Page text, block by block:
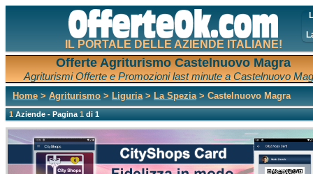
IL PORTALE DELLE AZIENDE ITALIANE!
Offerte Agriturismo Castelnuovo Magra
Agriturismi Offerte e Promozioni last minute a Castelnuovo
Home > Agriturismo > Liguria> La Spezia> Castelnuovo Magra
1Aziende - Pagina1di 1